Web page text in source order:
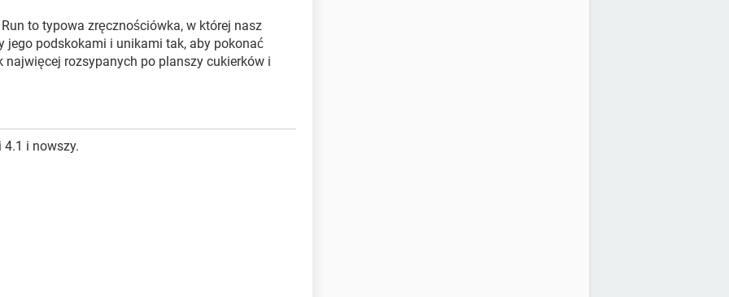
to typowa zręcznościówka, w której nasz
jego podskokami i unikami tak, aby pokonać
najwięcej rozsypanych po planszy cukierków i
i nowszy.